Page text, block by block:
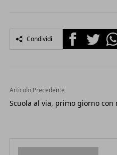
Condividi FacebookTwitter
Articolo Precedente
Scuola al via, primo giorno con